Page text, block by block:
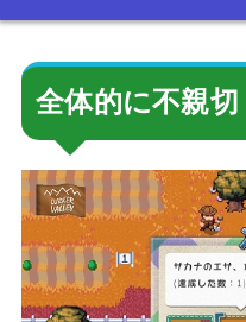
全体的に不親切